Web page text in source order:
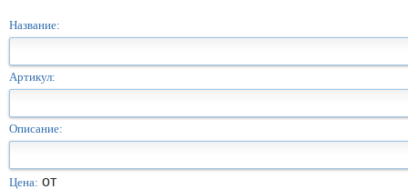
Название:
Артикул:
Описание:
Цена: от